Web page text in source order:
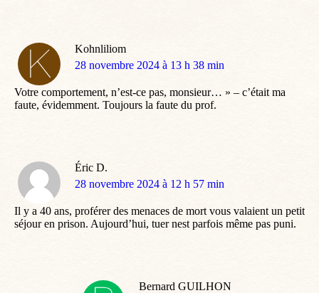
Kohnliliom
dit
28 novembre 2024 à 13 h 38 min
Votre comportement, n’est-ce pas, monsieur… » – c’était ma
faute, évidemment. Toujours la faute du prof.
Éric D.
dit
28 novembre 2024 à 12 h 57 min
Il y a 40 ans, proférer des menaces de mort vous valaient un petit
séjour en prison. Aujourd’hui, tuer nest parfois même pas puni.
Bernard GUILHON